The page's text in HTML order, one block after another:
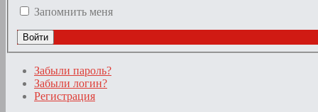
Запомнить меня
Забыли пароль?
Забыли логин?
Регистрация